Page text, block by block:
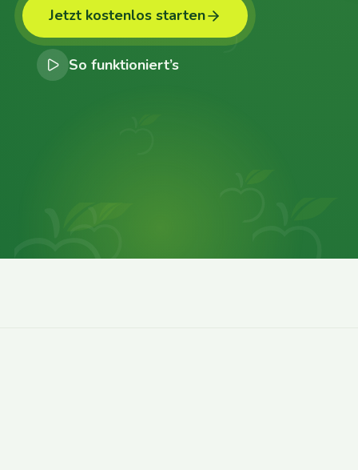
Jetzt kostenlos starten
So funktioniert’s